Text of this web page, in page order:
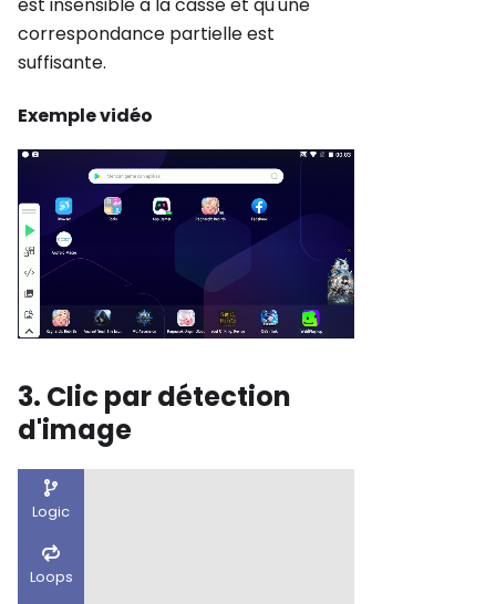
correspondance partielle est
suffisante.
Exemple vidéo
3. Clic par détection
d'image